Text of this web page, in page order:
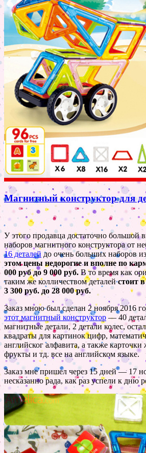
Магнитный конструктор для
У этого продавца достаточно большой
наборов магнитного конструктора от
16 деталей до очень больших наборов
этом цены недорогие и вполне по
000 руб до 9 000 руб. В то время как
таким же колличеством деталейстоит
3 300 руб. до 28 000 руб.
Заказ мною был сделан 2 ноября 2016
этот магнитный конструктор— 40
магнитные детали, 2 детали колес,
квадраты для картинок цифр,
английског алфавита, а также
фрукты и тд. все на английском языке.
Заказ мне пришел через 15 дней — 17
несказанно рада, как раз успели к дню